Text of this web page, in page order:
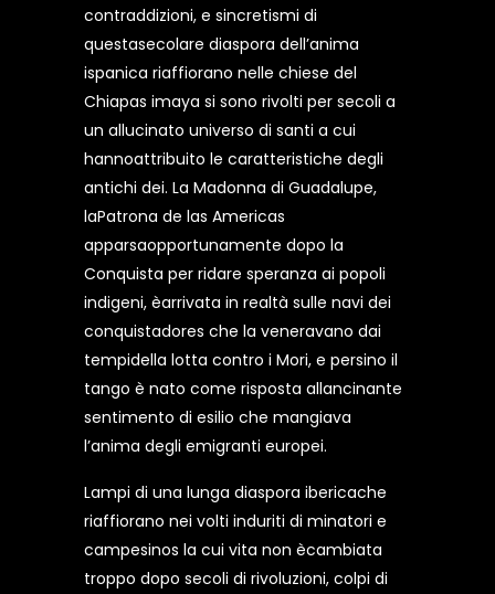
contraddizioni, e sincretismi di
questasecolare diaspora dell’anima
ispanica riaffiorano nelle chiese del
Chiapas imaya si sono rivolti per secoli a
un allucinato universo di santi a cui
hannoattribuito le caratteristiche degli
antichi dei. La Madonna di Guadalupe,
laPatrona de las Americas
apparsaopportunamente dopo la
Conquista per ridare speranza ai popoli
indigeni, èarrivata in realtà sulle navi dei
conquistadores che la veneravano dai
tempidella lotta contro i Mori, e persino il
tango è nato come risposta allancinante
sentimento di esilio che mangiava
l’anima degli emigranti europei.
Lampi di una lunga diaspora ibericache
riaffiorano nei volti induriti di minatori e
campesinos la cui vita non ècambiata
troppo dopo secoli di rivoluzioni, colpi di